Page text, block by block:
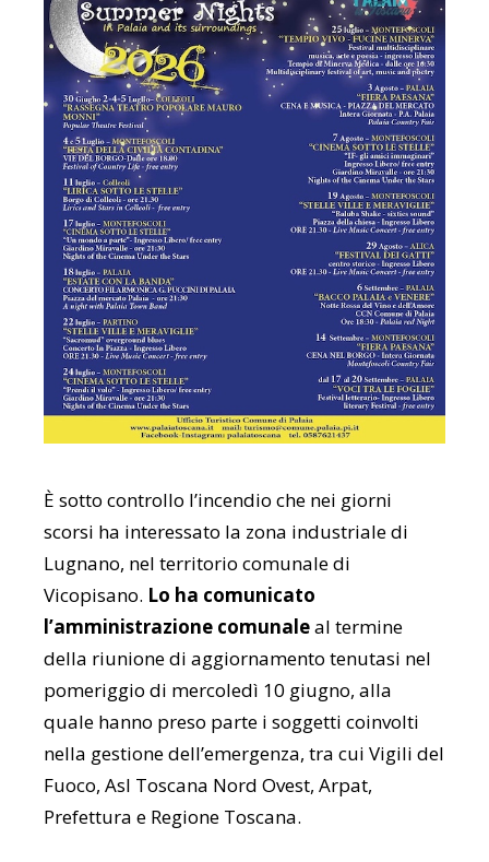
È sotto controllo l’incendio che nei giorni
scorsi ha interessato la zona industriale di
Lugnano, nel territorio comunale di
Vicopisano. Lo ha comunicato
l’amministrazione comunaleal termine
della riunione di aggiornamento tenutasi nel
pomeriggio di mercoledì 10 giugno, alla
quale hanno preso parte i soggetti coinvolti
nella gestione dell’emergenza, tra cui Vigili del
Fuoco, Asl Toscana Nord Ovest, Arpat,
Prefettura e Regione Toscana.